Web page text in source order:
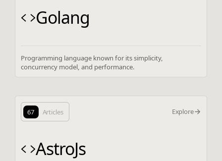
Golang
Programming language known for its simplicity,
concurrency model, and performance.
67 Articles Explore
AstroJs